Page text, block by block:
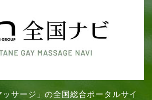
ッサージ」の全国総合ポータルサイ